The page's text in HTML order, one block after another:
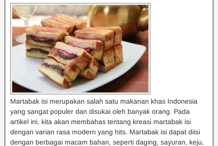
Martabak isi merupakan salah satu makanan khas Indonesia
yang sangat populer dan disukai oleh banyak orang. Pada
artikel ini, kita akan membahas tentang kreasi martabak isi
dengan varian rasa modern yang hits. Martabak isi dapat diisi
dengan berbagai macam bahan, seperti daging, sayuran, keju,